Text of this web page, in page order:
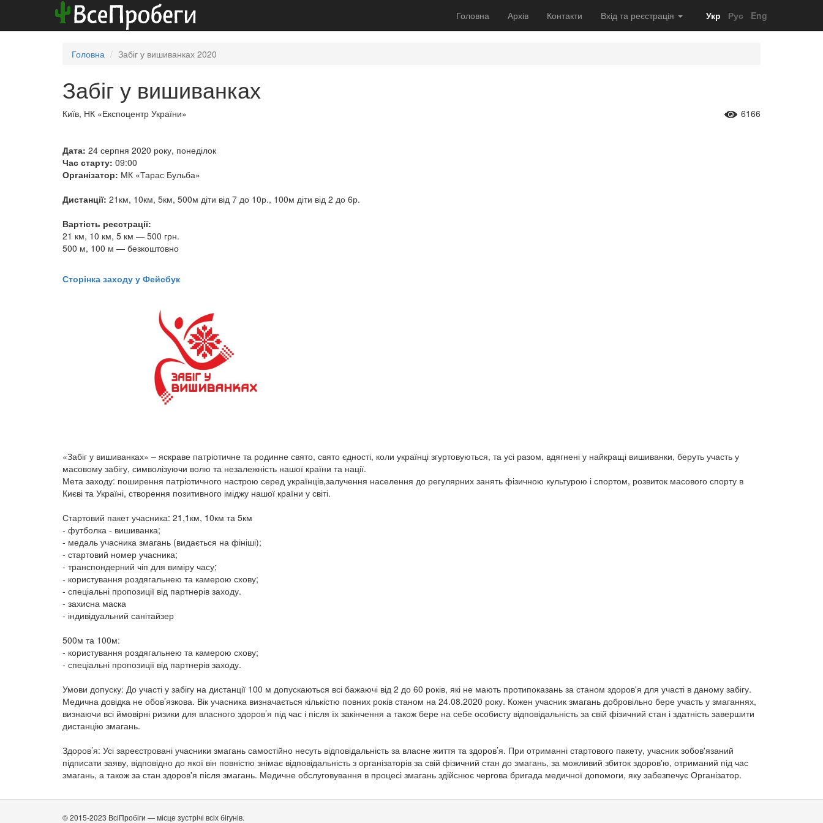
Головна Архів Контакти Вхід та реєстрація Укр Рус Eng
Головна Забіг у вишиванках 2020
Забіг у вишиванках
Київ, НК «Експоцентр України» 6166
Дата: 24 серпня 2020 року, понеділок
Час старту: 09:00
Організатор: МК «Тарас Бульба»
Дистанції: 21км, 10км, 5км, 500м діти від 7 до 10р., 100м діти від 2 до 6р.
Вартість реєстрації:
21 км, 10 км, 5 км — 500 грн.
500 м, 100 м — безкоштовно
Сторінка заходу у Фейсбук
«Забіг у вишиванках» – яскраве патріотичне та родинне свято, свято єдності, коли українці згуртовуються, та усі разом, вдягнені у найкращі вишиванки, беруть участь у
масовому забігу, символізуючи волю та незалежність нашої країни та нації.
Мета заходу: поширення патріотичного настрою серед українців,залучення населення до регулярних занять фізичною культурою і спортом, розвиток масового спорту в
Києві та Україні, створення позитивного іміджу нашої країни у світі.
Стартовий пакет учасника: 21,1км, 10км та 5км
- футболка - вишиванка;
- медаль учасника змагань (видається на фініші);
- стартовий номер учасника;
- транспондерний чіп для виміру часу;
- користування роздягальнею та камерою схову;
- спеціальні пропозиції від партнерів заходу.
- захисна маска
- індивідуальний санітайзер
500м та 100м:
- користування роздягальнею та камерою схову;
- спеціальні пропозиції від партнерів заходу.
Умови допуску: До участі у забігу на дистанції 100 м допускаються всі бажаючі від 2 до 60 років, які не мають протипоказань за станом здоров'я для участі в даному забігу.
Медична довідка не обов’язкова. Вік учасника визначається кількістю повних років станом на 24.08.2020 року. Кожен учасник змагань добровільно бере участь у змаганнях,
визнаючи всі ймовірні ризики для власного здоров’я під час і після їх закінчення а також бере на себе особисту відповідальність за свій фізичний стан і здатність завершити
дистанцію змагань.
Здоров’я: Усі зареєстровані учасники змагань самостійно несуть відповідальність за власне життя та здоров’я. При отриманні стартового пакету, учасник зобов'язаний
підписати заяву, відповідно до якої він повністю знімає відповідальність з організаторів за свій фізичний стан до змагань, за можливий збиток здоров'ю, отриманий під час
змагань, а також за стан здоров'я після змагань. Медичне обслуговування в процесі змагань здійснює чергова бригада медичної допомоги, яку забезпечує Організатор.
© 2015-2023 ВсіПробіги — місце зустрічі всіх бігунів.